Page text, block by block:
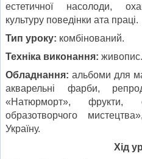
естетичної насолоди,
культуру поведінки ата праці.
Тип уроку: комбінований.
Техніка виконання: живопис.
Обладнання: альбоми для
акварельні фарби,
«Натюрморт», фрукти,
образотворчого
Україну.
Хід